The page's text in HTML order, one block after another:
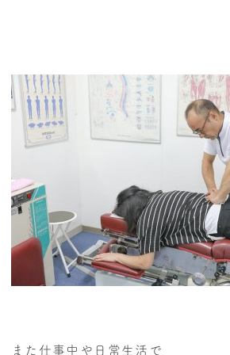
また仕事中や日常生活で